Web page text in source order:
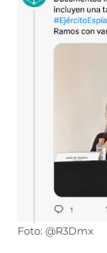
Foto: @R3Dmx